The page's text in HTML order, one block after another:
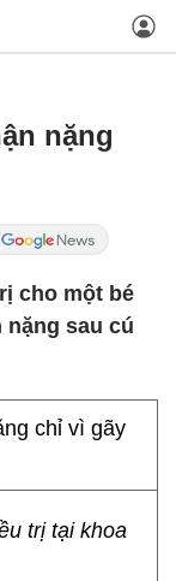
nặng
cho một bé
sau cú
trị tại khoa